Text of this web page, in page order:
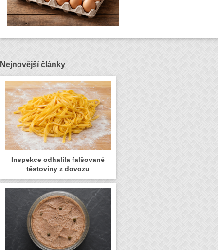
Nejnovější články
Inspekce odhalila falšované
těstoviny z dovozu